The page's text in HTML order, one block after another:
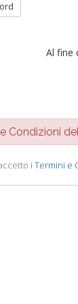
Al fine
Condizioni
i Termini e